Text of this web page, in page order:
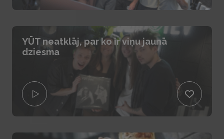
YŪT neatklāj, par ko ir viņu jaunā
dziesma